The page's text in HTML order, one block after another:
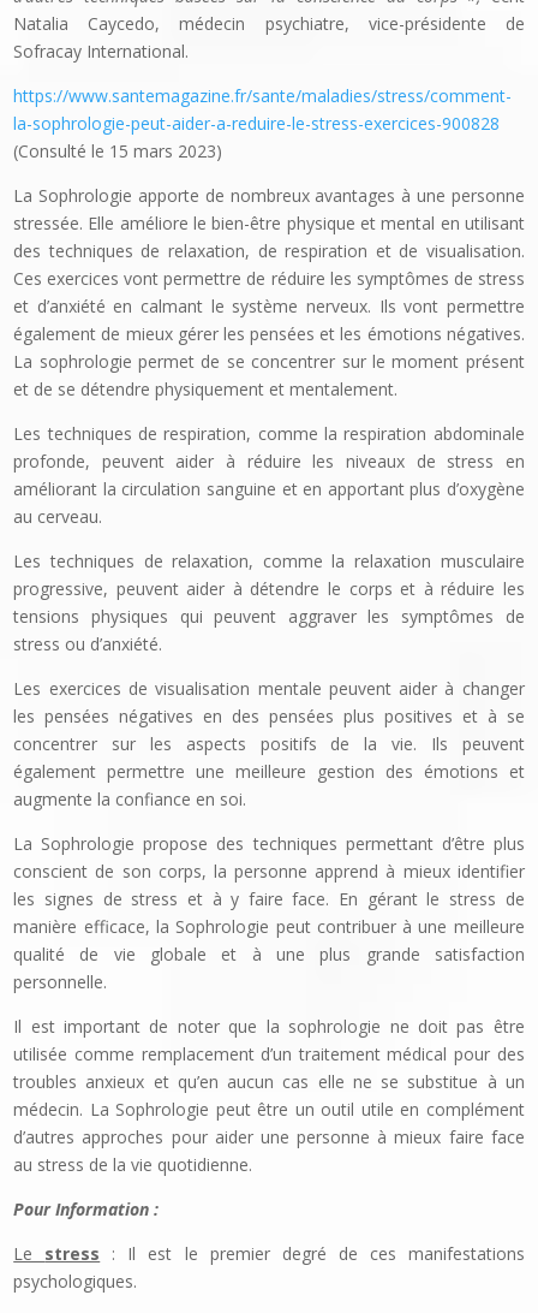
Natalia Caycedo,
médecin psychiatre, vice-présidente de
Sofracay International.
https://www.santemagazine.fr/sante/maladies/stress/comment-
la-sophrologie-peut-aider-a-reduire-le-stress-exercices-900828
(Consulté le 15 mars 2023)
La Sophrologie apporte de nombreux avantages à une personne
stressée. Elle améliore le bien-être physique et mental en utilisant
des techniques de relaxation, de respiration et de visualisation.
Ces exercices vont permettre de réduire les symptômes de stress
et d’anxiété en calmant le système nerveux. Ils vont permettre
également de mieux gérer les pensées et les émotions négatives.
La sophrologie permet de se concentrer sur le moment présent
et de se détendre physiquement et mentalement.
Les techniques de respiration, comme la respiration abdominale
profonde, peuvent aider à réduire les niveaux de stress en
améliorant la circulation sanguine et en apportant plus d’oxygène
au cerveau.
Les techniques de relaxation, comme la relaxation musculaire
progressive, peuvent aider à détendre le corps et à réduire les
tensions physiques qui peuvent aggraver les symptômes de
stress ou d’anxiété.
Les exercices de visualisation mentale peuvent aider à changer
les pensées négatives en des pensées plus positives et à se
concentrer sur les aspects positifs de la vie. Ils peuvent
également permettre une meilleure gestion des émotions et
augmente la confiance en soi.
La Sophrologie propose des techniques permettant d’être plus
conscient de son corps, la personne apprend à mieux identifier
les signes de stress et à y faire face. En gérant le stress de
manière efficace, la Sophrologie peut contribuer à une meilleure
qualité de vie globale et à une plus grande satisfaction
personnelle.
Il est important de noter que la sophrologie ne doit pas être
utilisée comme remplacement d’un traitement médical pour des
troubles anxieux et qu’en aucun cas elle ne se substitue à un
médecin. La Sophrologie peut être un outil utile en complément
d’autres approches pour aider une personne à mieux faire face
au stress de la vie quotidienne.
Pour Information :
Le stress : Il est le premier degré de ces manifestations
psychologiques.